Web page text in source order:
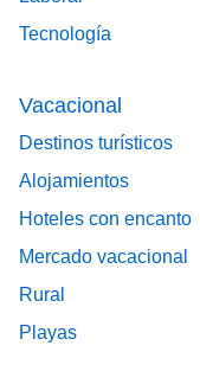
Tecnología
Vacacional
Destinos turísticos
Alojamientos
Hoteles con encanto
Mercado vacacional
Rural
Playas